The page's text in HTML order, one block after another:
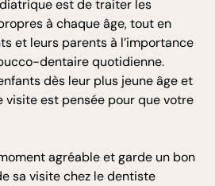
est de traiter les
à chaque âge, tout en
et leurs parents à l’importance
dentaire quotidienne.
dès leur plus jeune âge et
visite est pensée pour que votre
agréable et garde un bon
sa visite chez le dentiste